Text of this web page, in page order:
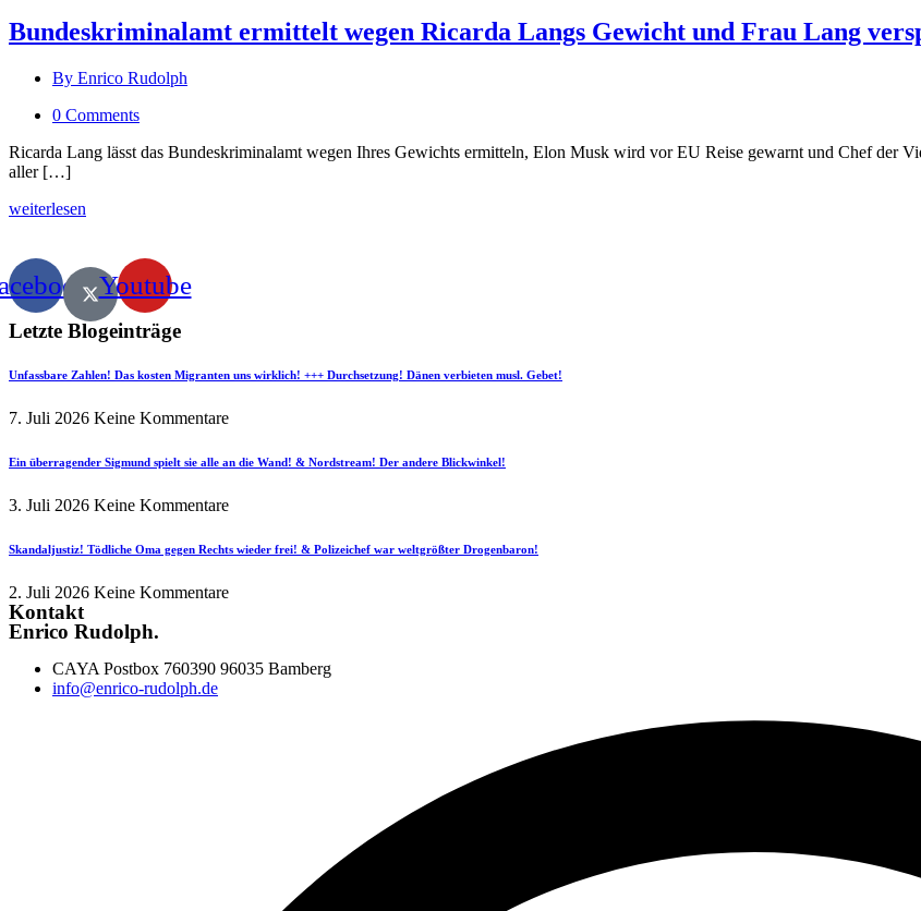
Bundeskriminalamt ermittelt wegen Ricarda Langs Gewicht und Frau Lang
By Enrico Rudolph
0 Comments
Ricarda Lang lässt das Bundeskriminalamt wegen Ihres Gewichts ermitteln, Elon Musk wird vor EU Reise gewarnt und Chef der
aller […]
weiterlesen
Youtube
Letzte Blogeinträge
Unfassbare Zahlen! Das kosten Migranten uns wirklich! +++ Durchsetzung! Dänen verbieten musl. Gebet!
7. Juli 2026 Keine Kommentare
Ein überragender Sigmund spielt sie alle an die Wand! & Nordstream! Der andere Blickwinkel!
3. Juli 2026 Keine Kommentare
Skandaljustiz! Tödliche Oma gegen Rechts wieder frei! & Polizeichef war weltgrößter Drogenbaron!
2. Juli 2026 Keine Kommentare
Kontakt
Enrico Rudolph.
CAYA Postbox 760390 96035 Bamberg
info@enrico-rudolph.de